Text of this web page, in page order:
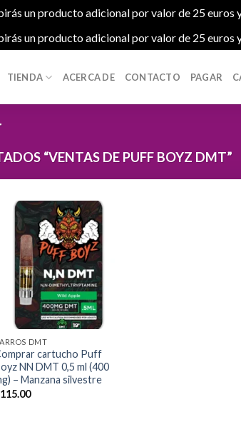
un producto adicional por valor de 25
un producto adicional por valor de 25
TIENDA ACERCA DE CONTACTO PAGAR
“VENTAS DE PUFF BOYZ DMT”
Add to
wishlist
DMT
cartucho Puff
NN DMT 0,5 ml (400
– Manzana silvestre
115.00